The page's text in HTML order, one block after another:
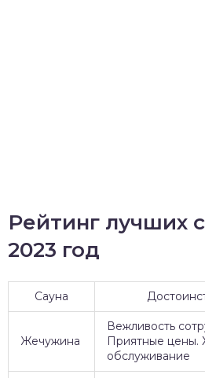
Рейтинг лучших
2023 год
Сауна
Жечужина
Вежливость
Приятные цены.
обслуживание